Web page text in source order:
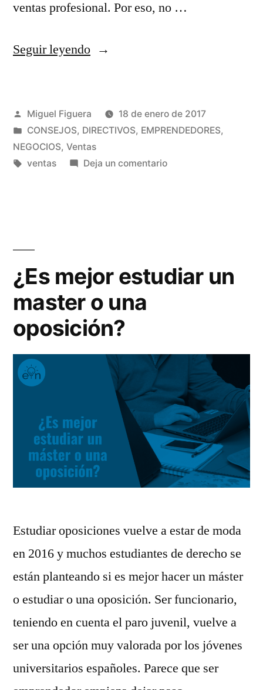
ventas profesional. Por eso, no …
Seguir leyendo«Qué
prospecto
en
las
Publicado
por
Miguel Figuera
18 de enero de 2017
Publicado
en
CONSEJOS, DIRECTIVOS, EMPRENDEDORES,
NEGOCIOS, Ventas
Etiquetas:
ventas Deja un comentarioen
ventas
¿Es mejor estudiar un
master o una
oposición?
Estudiar oposiciones vuelve a estar de moda
en 2016 y muchos estudiantes de derecho se
están planteando si es mejor hacer un máster
o estudiar o una oposición. Ser funcionario,
teniendo en cuenta el paro juvenil, vuelve a
ser una opción muy valorada por los jóvenes
universitarios españoles. Parece que ser